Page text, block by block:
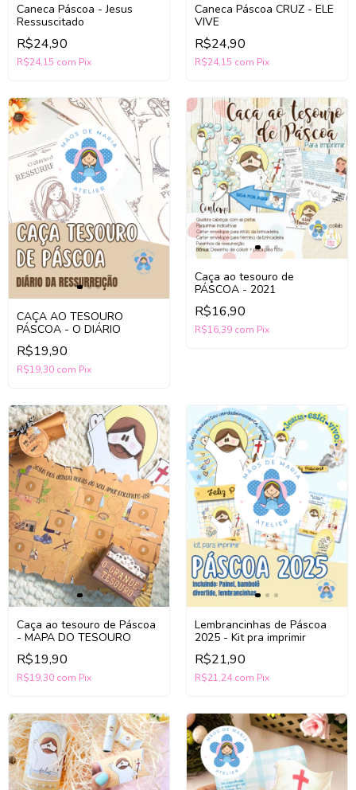
Caneca Páscoa - Jesus
Ressuscitado
R$24,90
R$24,15 com Pix
Caneca Páscoa CRUZ - ELE
VIVE
R$24,90
R$24,15 com Pix
CAÇA AO TESOURO
PÁSCOA - O DIÁRIO
R$19,90
R$19,30 com Pix
Caça ao tesouro de
PÁSCOA - 2021
R$16,90
R$16,39 com Pix
Caça ao tesouro de Páscoa
- MAPA DO TESOURO
R$19,90
R$19,30 com Pix
Lembrancinhas de Páscoa
2025 - Kit pra imprimir
R$21,90
R$21,24com Pix